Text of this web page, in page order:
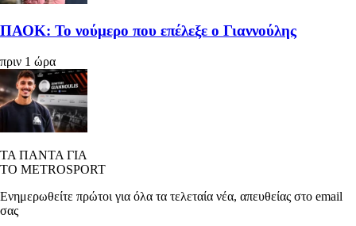
ΠΑΟΚ: Το νούμερο που επέλεξε ο Γιαννούλης
πριν 1 ώρα
ΤΑ ΠΑΝΤΑ ΓΙΑ
ΤΟ METROSPORT
Ενημερωθείτε πρώτοι για όλα τα τελεταία νέα, απευθείας στο email
σας